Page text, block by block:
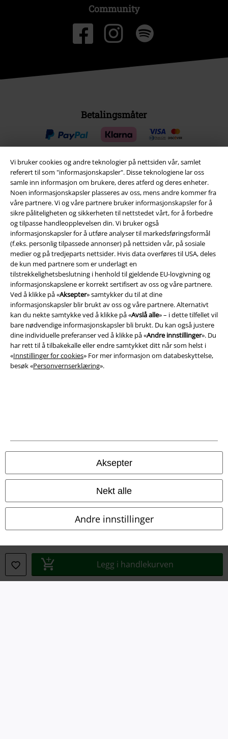
Vi bruker cookies og andre teknologier på nettsiden vår, samlet
referert til som "informasjonskapsler". Disse teknologiene lar oss
samle inn informasjon om brukere, deres atferd og deres enheter.
Noen informasjonskapsler plasseres av oss, mens andre kommer fra
våre partnere. Vi og våre partnere bruker informasjonskapsler for å
sikre påliteligheten og sikkerheten til nettstedet vårt, for å forbedre
og tilpasse handleopplevelsen din. Vi bruker også
informasjonskapsler for å utføre analyser til markedsføringsformål
(f.eks. personlig tilpassede annonser) på nettsiden vår, på sosiale
medier og på tredjeparts nettsider. Hvis data overføres til USA, deles
de kun med partnere som er underlagt en
tilstrekkelighetsbeslutning i henhold til gjeldende EU-lovgivning og
informasjonskapslene er korrekt sertifisert av oss og våre partnere.
Ved å klikke på «Aksepter» samtykker du til at dine
informasjonskapsler blir brukt av oss og våre partnere. Alternativt
kan du nekte samtykke ved å klikke på «Avslå alle» – i dette tilfellet vil
bare nødvendige informasjonskapsler bli brukt. Du kan også justere
dine individuelle preferanser ved å klikke på «Andre innstillinger». Du
har rett til å tilbakekalle eller endre samtykket ditt når som helst i
«Innstillinger for cookies» For mer informasjon om databeskyttelse,
besøk «Personvernserklæring».
Aksepter
Nekt alle
Andre innstillinger
Legg i handlekurven
Community
Betalingsmåter
Frakt
EMP App
Her kan du laste ned EMPs nye app helt gratis og ta del i alle de nye
funksjonene og fordelene!
A Warner Music Group Company
Juridisk informasjon/Vilkår
Avfallshåndtering og miljøbeskyttelse